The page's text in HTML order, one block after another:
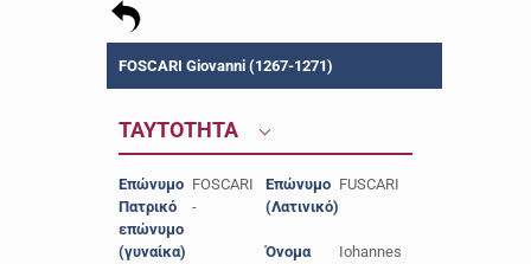
FOSCARI Giovanni (1267-1271)
ΤΑΥΤΟΤΗΤΑ
Επώνυμο FOSCARI
Πατρικό
επώνυμο
(γυναίκα)
-
Επώνυμο
(Λατινικό)
FUSCARI
Όνομα
Iohannes